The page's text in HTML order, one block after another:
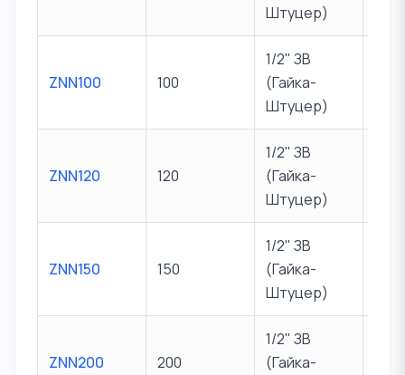
Штуцер)
ZNN100 100
1/2" ЗВ
(Гайка-
Штуцер)
ZNN120 120
1/2" ЗВ
(Гайка-
Штуцер)
ZNN150 150
1/2" ЗВ
(Гайка-
Штуцер)
ZNN200 200
1/2" ЗВ
(Гайка-